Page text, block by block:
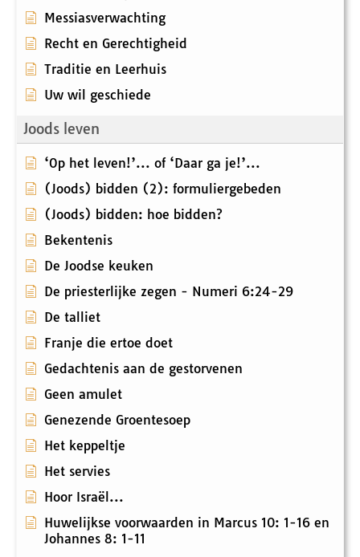
Messiasverwachting
Recht en Gerechtigheid
Traditie en Leerhuis
Uw wil geschiede
Joods leven
‘Op het leven!’... of ‘Daar ga je!’...
(Joods) bidden (2): formuliergebeden
(Joods) bidden: hoe bidden?
Bekentenis
De Joodse keuken
De priesterlijke zegen - Numeri 6:24-29
De talliet
Franje die ertoe doet
Gedachtenis aan de gestorvenen
Geen amulet
Genezende Groentesoep
Het keppeltje
Het servies
Hoor Israël...
Huwelijkse voorwaarden in Marcus 10: 1-16 en
Johannes 8: 1-11